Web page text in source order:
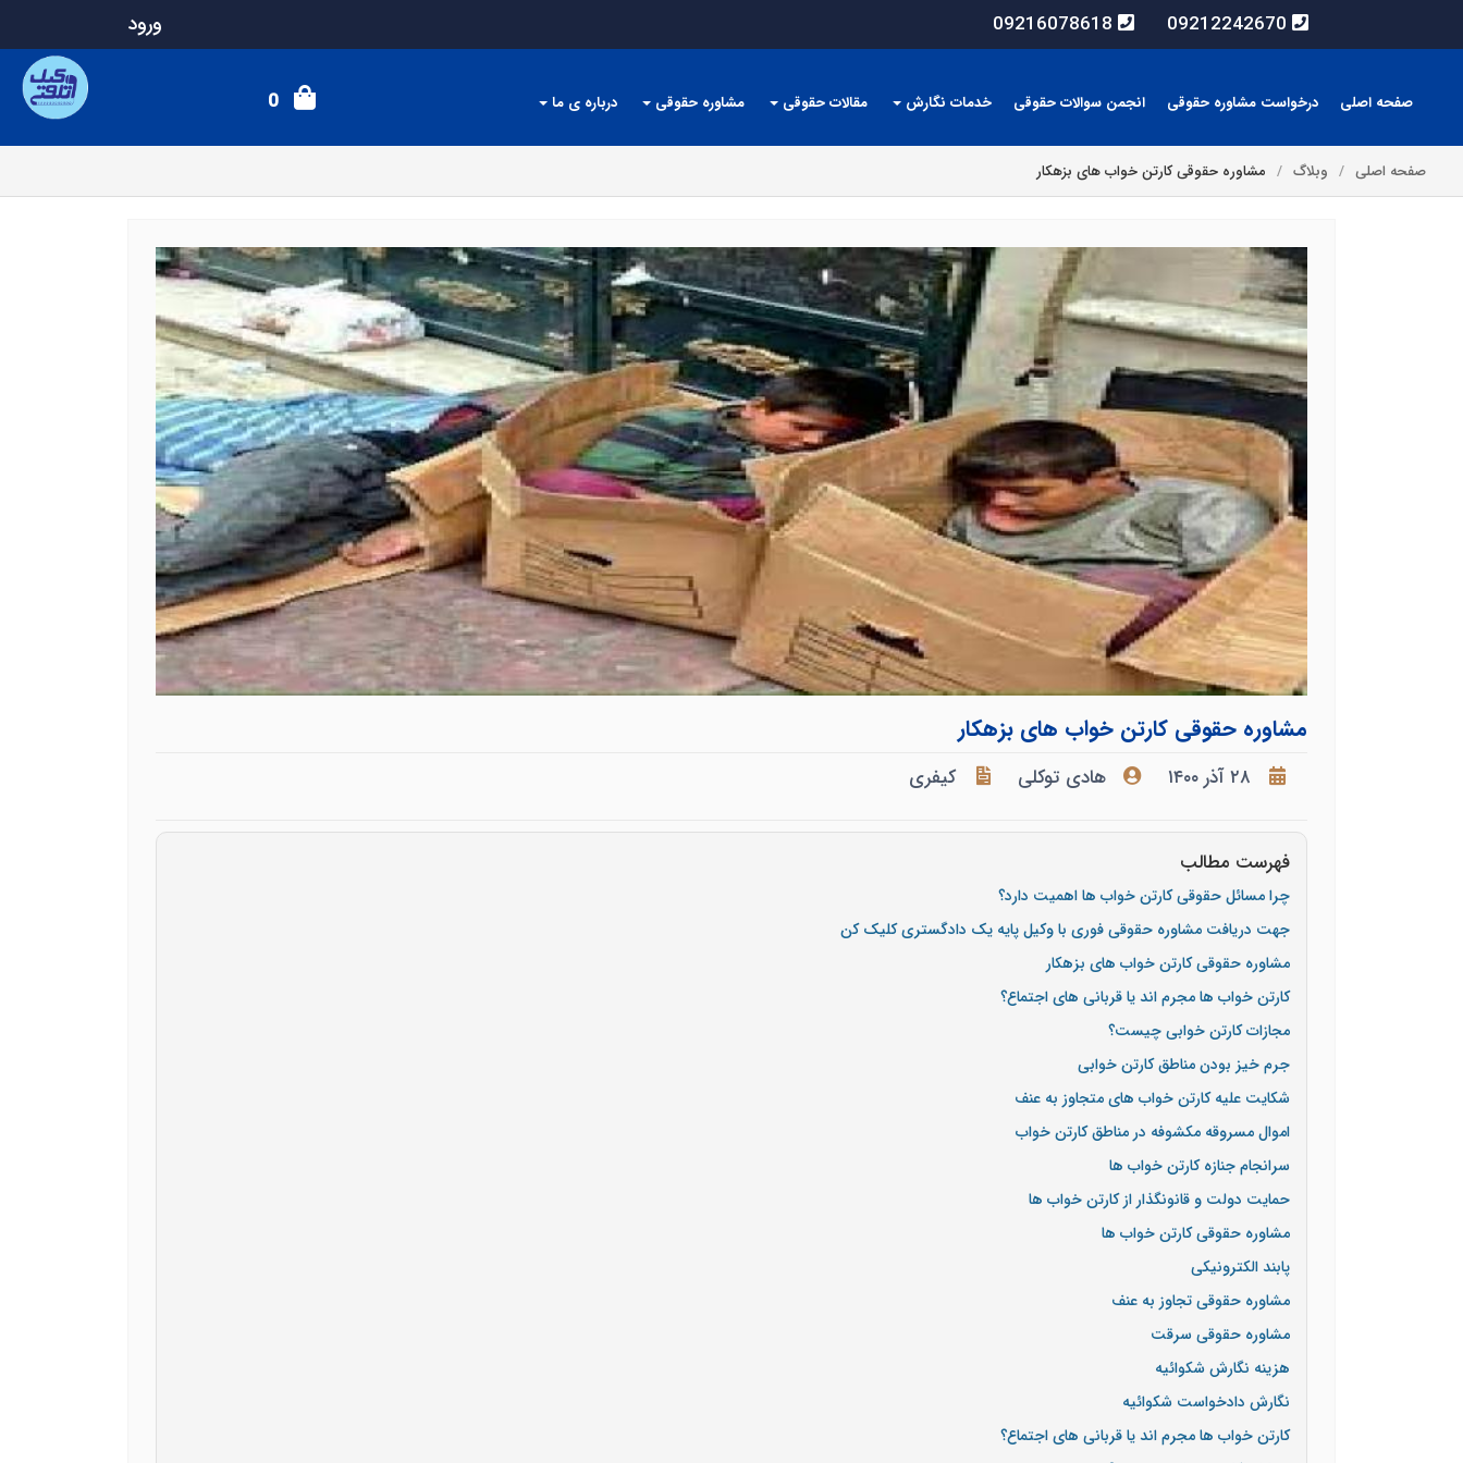
09212242670
09216078618 ورود
صفحه اصلی درخواست مشاوره حقوقی انجمن سوالات حقوقی خدمات نگارش مقالات حقوقی مشاوره حقوقی درباره ی ما 0
صفحه اصلی وبلاگ مشاوره حقوقی کارتن خواب های بزهکار
مشاوره حقوقی کارتن خواب های بزهکار
۲۸ آذر ۱۴۰۰ هادی توکلی کیفری
فهرست مطالب
چرا مسائل حقوقی کارتن خواب ها اهمیت دارد؟
جهت دریافت مشاوره حقوقی فوری با وکیل پایه یک دادگستری کلیک کن
مشاوره حقوقی کارتن خواب های بزهکار
کارتن خواب ها مجرم اند یا قربانی های اجتماع؟
مجازات کارتن خوابی چیست؟
جرم خیز بودن مناطق کارتن خوابی
شکایت علیه کارتن خواب های متجاوز به عنف
اموال مسروقه مکشوفه در مناطق کارتن خواب
سرانجام جنازه کارتن خواب ها
حمایت دولت و قانونگذار از کارتن خواب ها
مشاوره حقوقی کارتن خواب ها
پابند الکترونیکی
مشاوره حقوقی تجاوز به عنف
مشاوره حقوقی سرقت
هزینه نگارش شکوائیه
نگارش دادخواست شکوائیه
کارتن خواب ها مجرم اند یا قربانی های اجتماع؟